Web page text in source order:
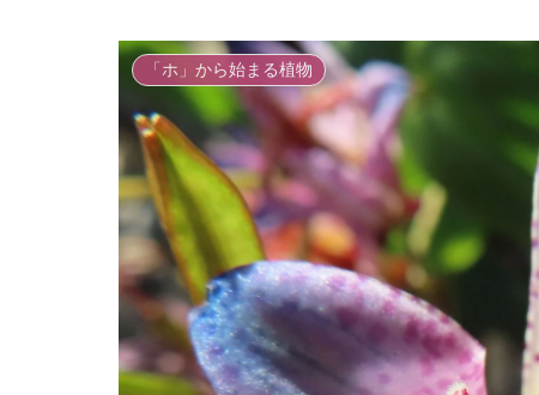
「ホ」から始まる植物